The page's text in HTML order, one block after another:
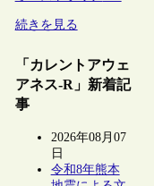
続きを見る
「カレントアウェ
アネス-R」新着記
事
2026年08月07
日
令和8年熊本